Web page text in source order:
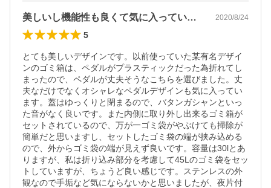
美しいし機能性も良くて気に入っています。 2020/8/24
5
とても美しいデザインです。以前使っていた某有名デザイ
ンのゴミ箱は、ペダルがプラスティックだった為折れてし
まったので、ペダルが丈夫そうなこちらを選びました。丈
夫なだけでなくオシャレなペダルデザインも気に入ってい
ます。蓋はゆっくりと閉まるので、バタンガシャンといっ
た音がなく良いです。また内側に取り外し出来るゴミ箱が
セットされているので、万が一ゴミ袋がやぶけても掃除が
簡単だと思いますし、セットしたゴミ袋の端が挟み込める
ので、外からゴミ袋の端が見えず良いです。容量は30lとあ
りますが、私は折り込み部分を考慮して45Lのゴミ袋をセッ
トしていますが、ちょうど良い感じです。ステンレスの外
観なので手垢など気にならないかと思いましたが、夜片付